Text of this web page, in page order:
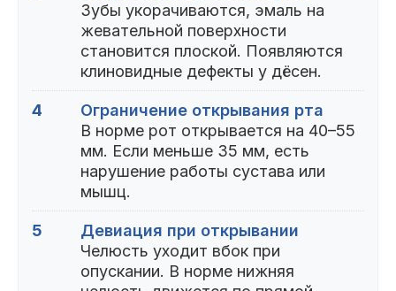
Зубы укорачиваются, эмаль на
жевательной поверхности
становится плоской. Появляются
клиновидные дефекты у дёсен.
4
Ограничение открывания рта
В норме рот открывается на 40–55
мм. Если меньше 35 мм, есть
нарушение работы сустава или
мышц.
5
Девиация при открывании
Челюсть уходит вбок при
опускании. В норме нижняя